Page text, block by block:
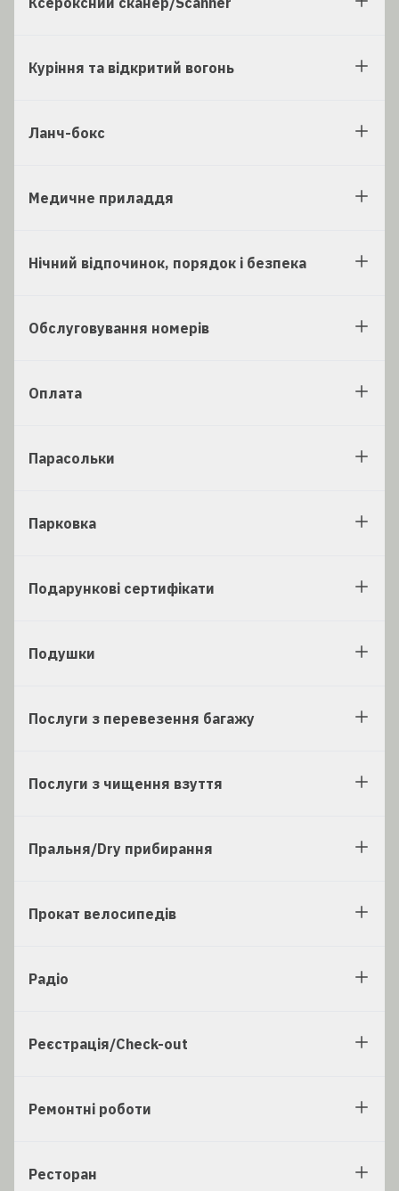
Куріння та відкритий вогонь
Ланч-бокс
Медичне приладдя
Нічний відпочинок, порядок і безпека
Обслуговування номерів
Оплата
Парасольки
Парковка
Подарункові сертифікати
Подушки
Послуги з перевезення багажу
Послуги з чищення взуття
Пральня/Dry прибирання
Прокат велосипедів
Радіо
Реєстрація/Check-out
Ремонтні роботи
Ресторан